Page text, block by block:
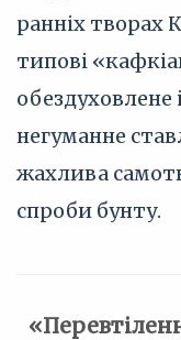
ранніх творах
типові
обездуховлене
негуманне
жахлива
спроби бунту.